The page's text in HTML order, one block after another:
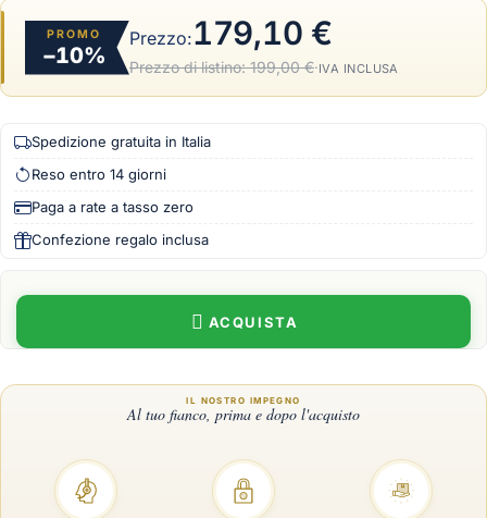
PROMO
−10%
Prezzo:179,10 €
Prezzo di listino:199,00 €·IVA INCLUSA
Spedizione gratuita in Italia
Reso entro 14 giorni
Paga a rate a tasso zero
Confezione regalo inclusa
ACQUISTA